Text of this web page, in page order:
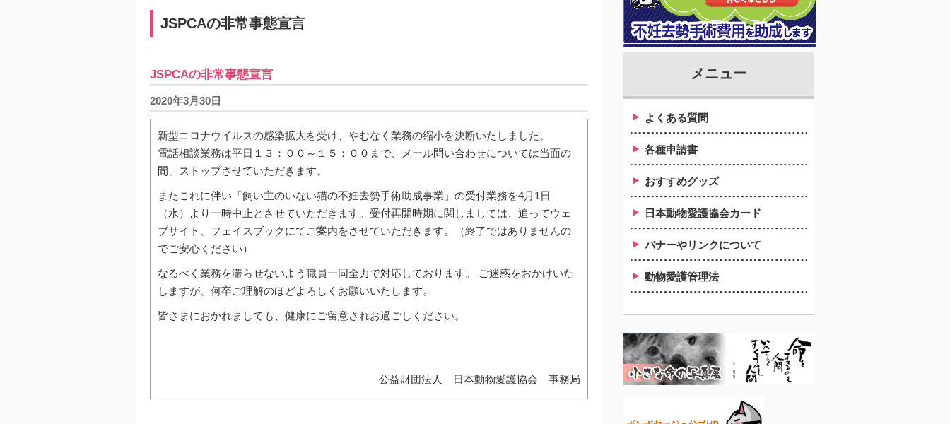
JSPCAの非常事態宣言
JSPCAの非常事態宣言
2020年3月30日
新型コロナウイルスの感染拡大を受け、やむなく業務の縮小を決断いたしました。
電話相談業務は平日１３：００～１５：００まで、メール問い合わせについては当面の
間、ストップさせていただきます。
またこれに伴い「飼い主のいない猫の不妊去勢手術助成事業」の受付業務を4月1日
（水）より一時中止とさせていただきます。受付再開時期に関しましては、追ってウェ
ブサイト、フェイスブックにてご案内をさせていただきます。（終了ではありませんの
でご安心ください）
なるべく業務を滞らせないよう職員一同全力で対応しております。 ご迷惑をおかけいた
しますが、何卒ご理解のほどよろしくお願いいたします。
皆さまにおかれましても、健康にご留意されお過ごしください。
公益財団法人 日本動物愛護協会 事務局
メニュー
よくある質問
各種申請書
おすすめグッズ
日本動物愛護協会カード
バナーやリンクについて
動物愛護管理法